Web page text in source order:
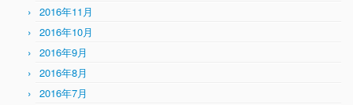
2016年11月
2016年10月
2016年9月
2016年8月
2016年7月